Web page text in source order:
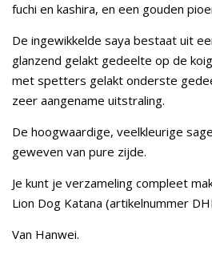
fuchi en kashira, en een gouden
De ingewikkelde saya bestaat uit
glanzend gelakt gedeelte op de
met spetters gelakt onderste
zeer aangename uitstraling.
De hoogwaardige, veelkleurige
geweven van pure zijde.
Je kunt je verzameling compleet
Lion Dog Katana (artikelnummer
Van Hanwei.